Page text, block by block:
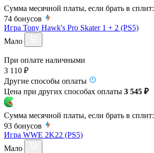
Сумма месячной платы, если брать в сплит:
74 бонусов
Игра Tony Hawk's Pro Skater 1 + 2 (PS5)
Мало
При оплате наличными
3 110 ₽
Другие способы оплаты
Цена при других способах оплаты 3 545 ₽
Сумма месячной платы, если брать в сплит:
93 бонусов
Игра WWE 2K22 (PS5)
Мало